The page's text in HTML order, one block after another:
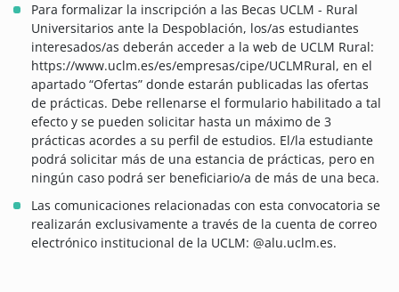
Para formalizar la inscripción a las Becas UCLM - Rural
Universitarios ante la Despoblación, los/as estudiantes
interesados/as deberán acceder a la web de UCLM Rural:
https://www.uclm.es/es/empresas/cipe/UCLMRural, en el
apartado “Ofertas” donde estarán publicadas las ofertas
de prácticas. Debe rellenarse el formulario habilitado a tal
efecto y se pueden solicitar hasta un máximo de 3
prácticas acordes a su perfil de estudios. El/la estudiante
podrá solicitar más de una estancia de prácticas, pero en
ningún caso podrá ser beneficiario/a de más de una beca.
Las comunicaciones relacionadas con esta convocatoria se
realizarán exclusivamente a través de la cuenta de correo
electrónico institucional de la UCLM: @alu.uclm.es.